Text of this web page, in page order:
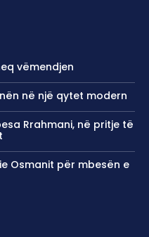
vëmendjen
në një qytet modern
Rrahmani, në pritje të
Osmanit për mbesën e